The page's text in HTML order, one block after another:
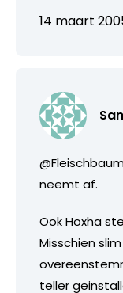
14 maart
neemt af.
Ook Hoxha
Misschien
teller